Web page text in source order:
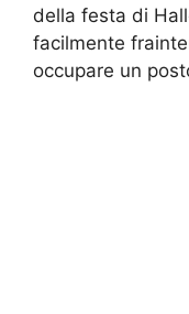
della festa di
facilmente
occupare un